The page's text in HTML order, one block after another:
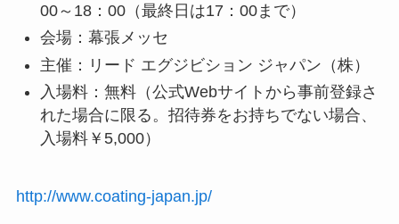
00～18：00（最終日は17：00まで）
会場：幕張メッセ
主催：リード エグジビション ジャパン（株）
入場料：無料（公式Webサイトから事前登録さ
れた場合に限る。招待券をお持ちでない場合、
入場料￥5,000）
http://www.coating-japan.jp/